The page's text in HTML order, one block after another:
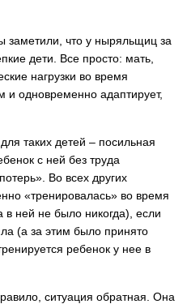
заметили, что у ныряльщиц за
дети. Все просто: мать,
нагрузки во время
и одновременно адаптирует,
для таких детей – посильная
с ней без труда
Во всех других
«тренировалась» во время
в ней не было никогда), если
(а за этим было принято
ребенок у нее в
ситуация обратная. Она